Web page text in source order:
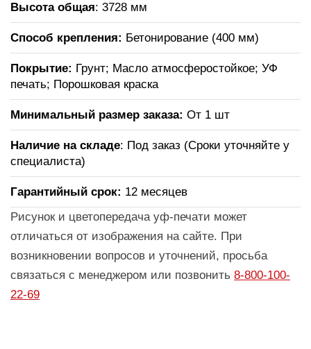
Высота общая: 3728 мм
Способ крепления: Бетонирование (400 мм)
Покрытие: Грунт; Масло атмосферостойкое; УФ
печать; Порошковая краска
Минимальный размер заказа: От 1 шт
Наличие на складе: Под заказ (Сроки уточняйте у
специалиста)
Гарантийный срок: 12 месяцев
Рисунок и цветопередача уф-печати может
отличаться от изображения на сайте. При
возникновении вопросов и уточнений, просьба
связаться с менеджером или позвонить 8-800-100-
22-69